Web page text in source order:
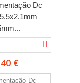
Dc
€